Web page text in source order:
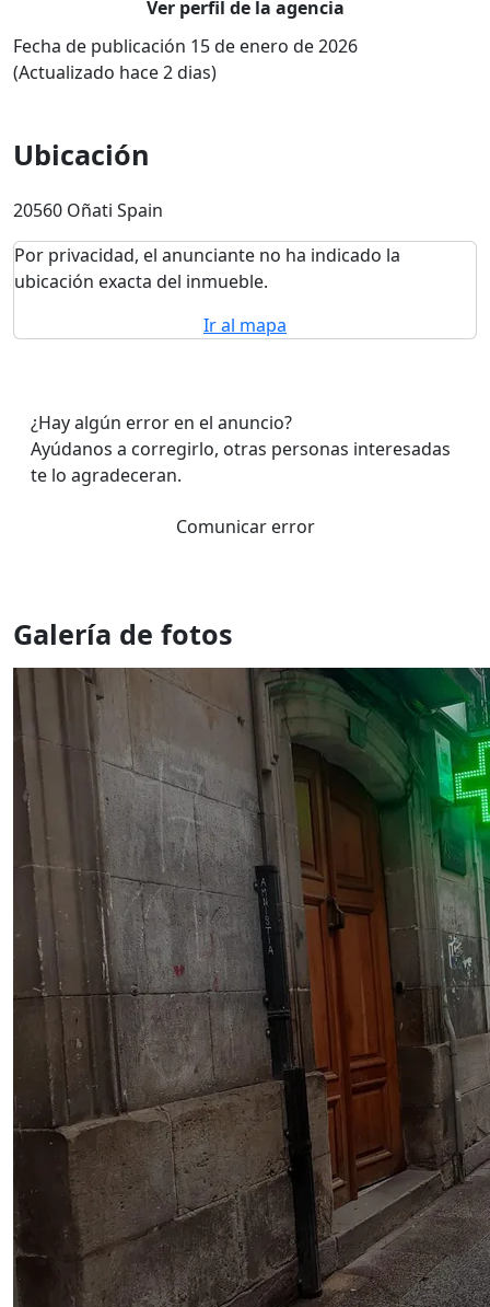
Ver perfil de la agencia
Fecha de publicación 15 de enero de 2026
(Actualizado hace 2 dias)
Ubicación
20560 Oñati Spain
Por privacidad, el anunciante no ha indicado la
ubicación exacta del inmueble.
Ir al mapa
¿Hay algún error en el anuncio?
Ayúdanos a corregirlo, otras personas interesadas
te lo agradeceran.
Comunicar error
Galería de fotos